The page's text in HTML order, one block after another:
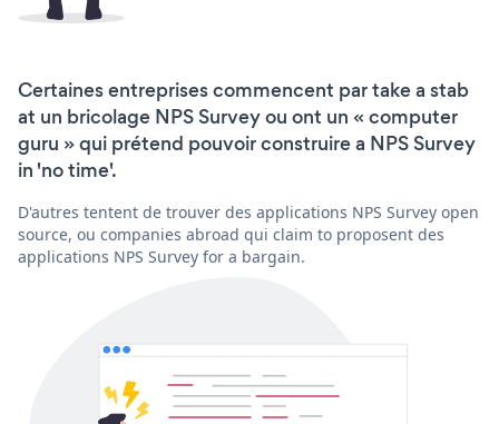
Certaines entreprises commencent par take a stab
at un bricolage NPS Survey ou ont un « computer
guru » qui prétend pouvoir construire a NPS Survey
in 'no time'.
D'autres tentent de trouver des applications NPS Survey open
source, ou companies abroad qui claim to proposent des
applications NPS Survey for a bargain.